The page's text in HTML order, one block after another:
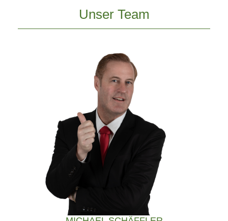
Unser Team